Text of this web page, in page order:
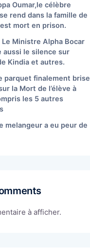
Oumar,le célèbre
rend dans la famille de
est mort en prison.
Le Ministre Alpha Bocar
aussi le silence sur
Kindia et autres.
parquet finalement brise
la Mort de l’élève à
les 5 autres
melangeur a eu peur de
à afficher.